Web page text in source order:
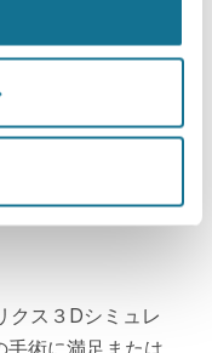
とで正しい選択
。
クス３Dシミュレ
手術に満足または